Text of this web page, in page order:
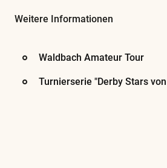
Weitere Informationen
Waldbach Amateur Tour
Turnierserie "Derby Stars